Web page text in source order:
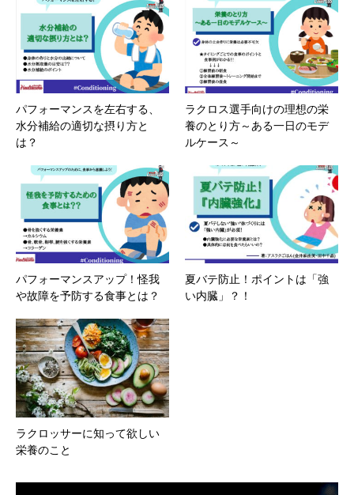
パフォーマンスを左右する、
水分補給の適切な摂り方と
は？
ラクロス選手向けの理想の栄
養のとり方～ある一日のモデ
ルケース～
パフォーマンスアップ！怪我
や故障を予防する食事とは？
夏バテ防止！ポイントは「強
い内臓」？！
ラクロッサーに知って欲しい
栄養のこと